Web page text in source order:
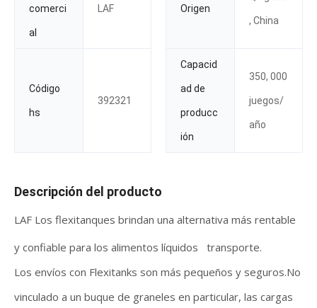
comerci
al
LAF Origen
, China
Código
hs
392321
Capacid
ad de
producc
ión
350, 000
juegos/
año
Descripción del producto
LAF Los flexitanques brindan una alternativa más rentable
y confiable para los alimentos líquidos transporte.
Los envíos con Flexitanks son más pequeños y seguros.No
vinculado a un buque de graneles en particular, las cargas